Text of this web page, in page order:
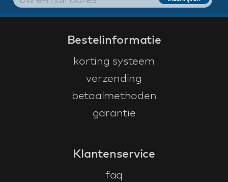
Bestelinformatie
korting systeem
verzending
betaalmethoden
garantie
Klantenservice
faq